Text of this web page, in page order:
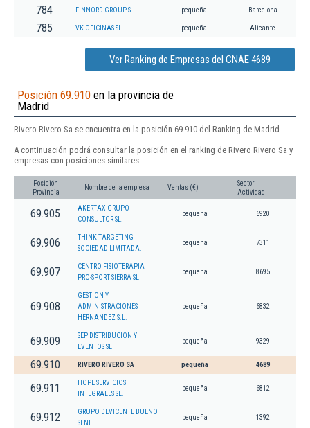
784 FINNORD GROUP S.L. pequeña Barcelona
785 VK OFICINAS SL pequeña Alicante
Ver Ranking de Empresas del CNAE 4689
Posición 69.910 en la provincia de
Madrid
Rivero Rivero Sa se encuentra en la posición 69.910 del Ranking de Madrid.
A continuación podrá consultar la posición en el ranking de Rivero Rivero Sa y
empresas con posiciones similares:
Posición
Provincia
Nombre de la empresa Ventas (€)
Sector
Actividad
69.905
AKERTAX GRUPO
CONSULTOR SL.
pequeña 6920
69.906
THINK TARGETING
SOCIEDAD LIMITADA.
pequeña 7311
69.907
CENTRO FISIOTERAPIA
PRO-SPORT SIERRA SL
pequeña 8695
69.908
GESTION Y
ADMINISTRACIONES
HERNANDEZ S.L.
pequeña 6832
69.909
SEP DISTRIBUCION Y
EVENTOS SL
pequeña 9329
69.910 RIVERO RIVERO SA pequeña 4689
69.911
HOPE SERVICIOS
INTEGRALES SL.
pequeña 6812
69.912
GRUPO DEVICENTE BUENO
SLNE.
pequeña 1392